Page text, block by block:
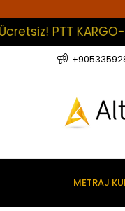
KARGO-
METRAJ